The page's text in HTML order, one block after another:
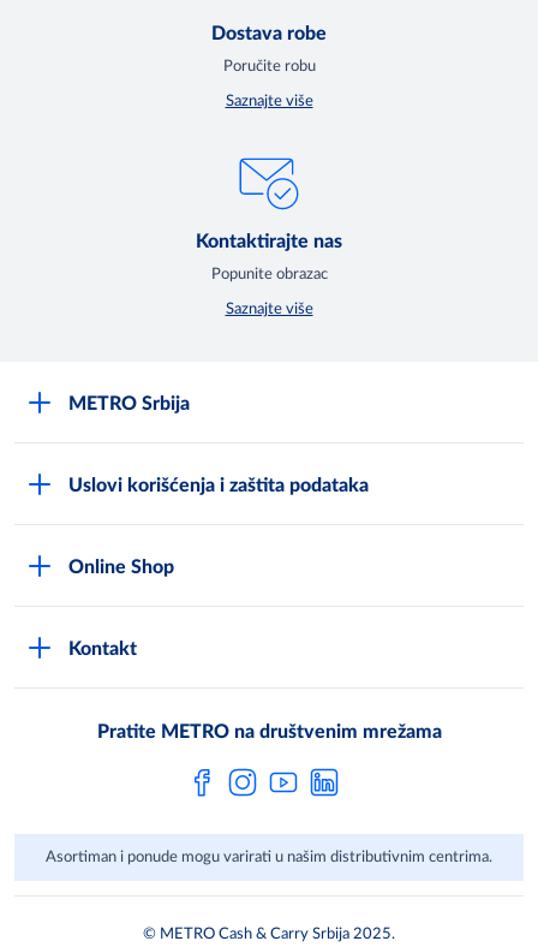
Dostava robe
Poručite robu
Saznajte više
Kontaktirajte nas
Popunite obrazac
Saznajte više
METRO Srbija
Često postavljana pitanja
Uslovi korišćenja i zaštita podataka
Online Shop
Kontakt
Pratite METRO na društvenim mrežama
Asortiman i ponude mogu varirati u našim distributivnim centrima.
© METRO Cash & Carry Srbija 2025.